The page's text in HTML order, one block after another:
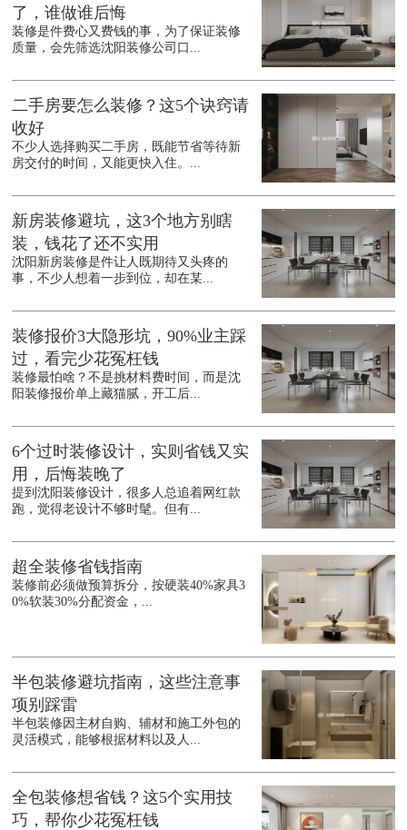
了，谁做谁后悔
装修是件费心又费钱的事，为了保证装修
质量，会先筛选沈阳装修公司口...
二手房要怎么装修？这5个诀窍请
收好
不少人选择购买二手房，既能节省等待新
房交付的时间，又能更快入住。...
新房装修避坑，这3个地方别瞎
装，钱花了还不实用
沈阳新房装修是件让人既期待又头疼的
事，不少人想着一步到位，却在某...
装修报价3大隐形坑，90%业主踩
过，看完少花冤枉钱
装修最怕啥？不是挑材料费时间，而是沈
阳装修报价单上藏猫腻，开工后...
6个过时装修设计，实则省钱又实
用，后悔装晚了
提到沈阳装修设计，很多人总追着网红款
跑，觉得老设计不够时髦。但有...
超全装修省钱指南
装修前必须做预算拆分，按硬装40%家具3
0%软装30%分配资金，...
半包装修避坑指南，这些注意事
项别踩雷
半包装修因主材自购、辅材和施工外包的
灵活模式，能够根据材料以及人...
全包装修想省钱？这5个实用技
巧，帮你少花冤枉钱